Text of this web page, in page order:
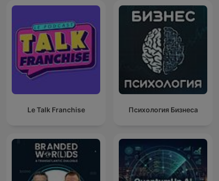
Le Talk Franchise Психология Бизнеса